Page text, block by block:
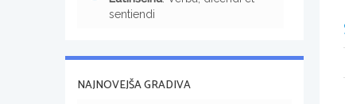
sentiendi
NAJNOVEJŠA GRADIVA